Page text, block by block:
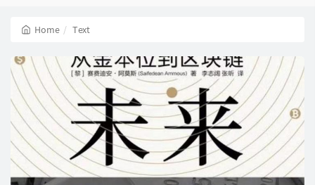
Home Text